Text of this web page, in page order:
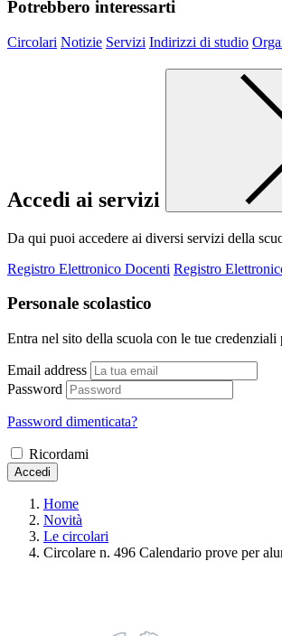
Potrebbero interessarti
Circolari Notizie Servizi Indirizzi di studio
Accedi ai servizi
Da qui puoi accedere ai diversi servizi della
Registro Elettronico Docenti Registro
Personale scolastico
Entra nel sito della scuola con le tue
Email address
Password
Password dimenticata?
Ricordami
Accedi
Home
Novità
Le circolari
Circolare n. 496 Calendario prove per